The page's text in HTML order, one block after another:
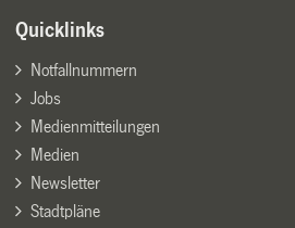
Quicklinks
Notfallnummern
Jobs
Medienmitteilungen
Medien
Newsletter
Stadtpläne